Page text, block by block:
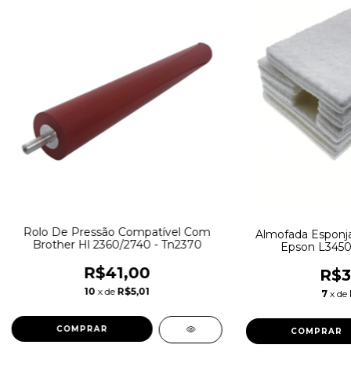
Rolo De Pressão Compatível Com
Brother Hl 2360/2740 - Tn2370
R$41,00
10 x de R$5,01
Almofada
Epson
7 x de